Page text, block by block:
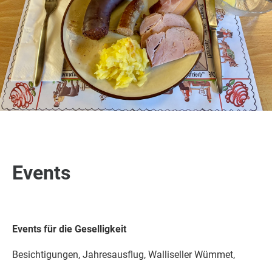
Events
Events für die Geselligkeit
Besichtigungen, Jahresausflug, Walliseller Wümmet,